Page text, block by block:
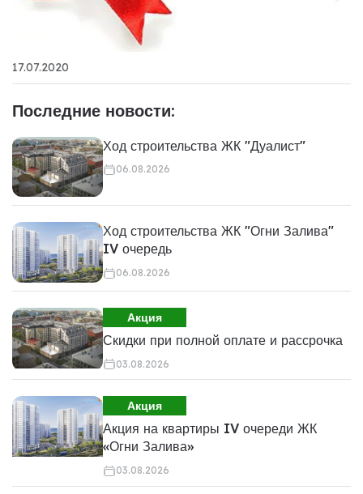
17.07.2020
Последние новости:
Ход строительства ЖК "Дуалист"
06.08.2026
Ход строительства ЖК "Огни Залива"
IV очередь
06.08.2026
Акция
Скидки при полной оплате и рассрочка
03.08.2026
Акция
Акция на квартиры IV очереди ЖК
«Огни Залива»
03.08.2026